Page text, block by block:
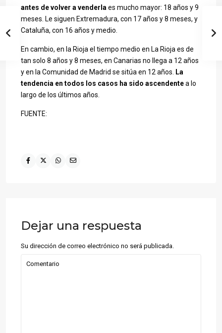
antes de volver a venderla es mucho mayor: 18 años y 9
meses. Le siguen Extremadura, con 17 años y 8 meses, y
Cataluña, con 16 años y medio.
En cambio, en la Rioja el tiempo medio en La Rioja es de
tan solo 8 años y 8 meses, en Canarias no llega a 12 años
y en la Comunidad de Madrid se sitúa en 12 años.
La
tendencia en todos los casos ha sido ascendentea lo
largo de los últimos años.
FUENTE:
Dejar una respuesta
Su dirección de correo electrónico no será publicada.